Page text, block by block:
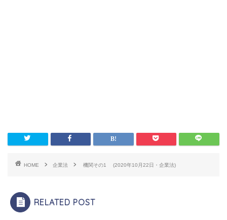
HOME 企業法 機関その1 (2020年10月22日・企業法)
RELATED POST